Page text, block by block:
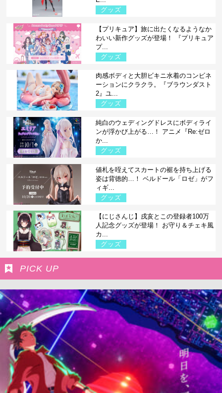
グッズ
【プリキュア】旅に出たくなるようなか
わいい新作グッズが登場！ 『プリキュア
プ...
グッズ
肉感ボディと大胆ビキニ水着のコンビネ
ーションにクラクラ。『ブラウンダスト
2』ユ...
グッズ
純白のウェディングドレスにボディライ
ンが浮かび上がる…！ アニメ『Re:ゼロ
か...
グッズ
値札を咥えてスカートの裾を持ち上げる
姿は背徳的…！ ベルドール「ロゼ」がフ
ィギ...
グッズ
【にじさんじ】戌亥とこの登録者100万
人記念グッズが登場！ お守り＆チェキ風
カ...
グッズ
PICK UP